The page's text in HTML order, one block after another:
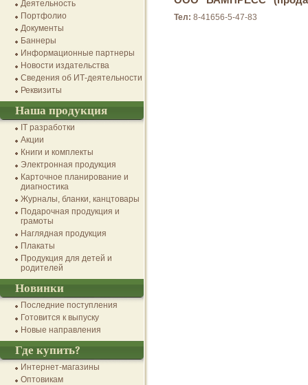
Тел: 8-41656-5-47-83
Деятельность
Портфолио
Документы
Баннеры
Информационные партнеры
Новости издательства
Сведения об ИТ-деятельности
Реквизиты
Наша продукция
IT разработки
Акции
Книги и комплекты
Электронная продукция
Карточное планирование и
диагностика
Журналы, бланки, канцтовары
Подарочная продукция и
грамоты
Наглядная продукция
Плакаты
Продукция для детей и
родителей
Новинки
Последние поступления
Готовится к выпуску
Новые направления
Где купить?
Интернет-магазины
Оптовикам